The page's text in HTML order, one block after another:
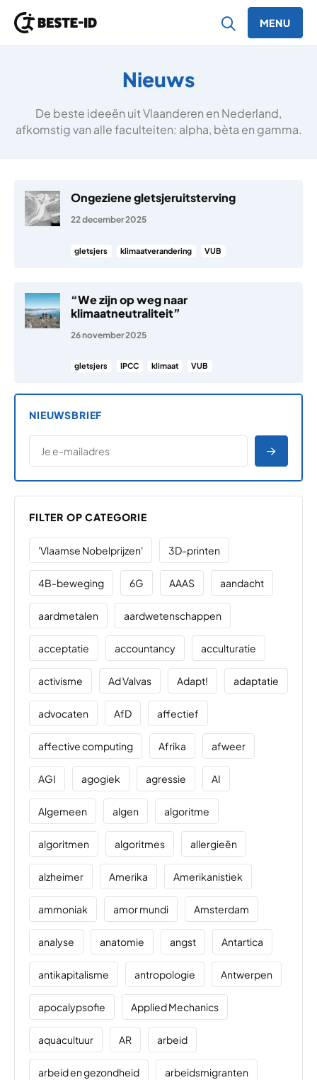
MENU
Nieuws
De beste ideeën uit Vlaanderen en Nederland,
afkomstig van alle faculteiten: alpha, bèta en gamma.
Ongeziene gletsjeruitsterving
22 december 2025
gletsjers klimaatverandering VUB
“We zijn op weg naar
klimaatneutraliteit”
26 november 2025
gletsjers IPCC klimaat VUB
NIEUWSBRIEF
E-MAILADRES
*
FILTER OP CATEGORIE
'Vlaamse Nobelprijzen' 3D-printen
4B-beweging 6G AAAS aandacht
aardmetalen aardwetenschappen
acceptatie accountancy acculturatie
activisme Ad Valvas Adapt! adaptatie
advocaten AfD affectief
affective computing Afrika afweer
AGI agogiek agressie AI
Algemeen algen algoritme
algoritmen algoritmes allergieën
alzheimer Amerika Amerikanistiek
ammoniak amor mundi Amsterdam
analyse anatomie angst Antartica
antikapitalisme antropologie Antwerpen
apocalypsofie Applied Mechanics
aquacultuur AR arbeid
arbeid en gezondheid arbeidsmigranten